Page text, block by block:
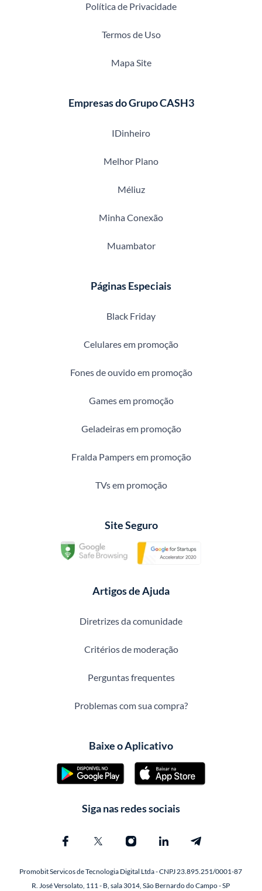
Política de Privacidade
Termos de Uso
Mapa Site
Empresas do Grupo CASH3
IDinheiro
Melhor Plano
Méliuz
Minha Conexão
Muambator
Páginas Especiais
Black Friday
Celulares em promoção
Fones de ouvido em promoção
Games em promoção
Geladeiras em promoção
Fralda Pampers em promoção
TVs em promoção
Site Seguro
Artigos de Ajuda
Diretrizes da comunidade
Critérios de moderação
Perguntas frequentes
Problemas com sua compra?
Baixe o Aplicativo
Siga nas redes sociais
Promobit Servicos de Tecnologia Digital Ltda - CNPJ 23.895.251/0001-87
R. José Versolato, 111 - B, sala 3014, São Bernardo do Campo - SP